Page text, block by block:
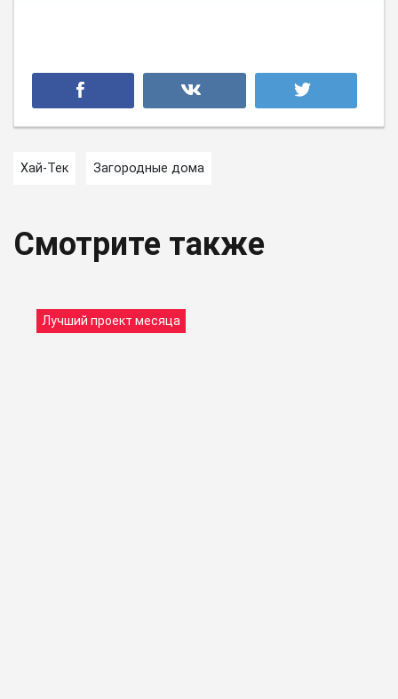
Хай-Тек Загородные дома
Смотрите также
Лучший проект месяца